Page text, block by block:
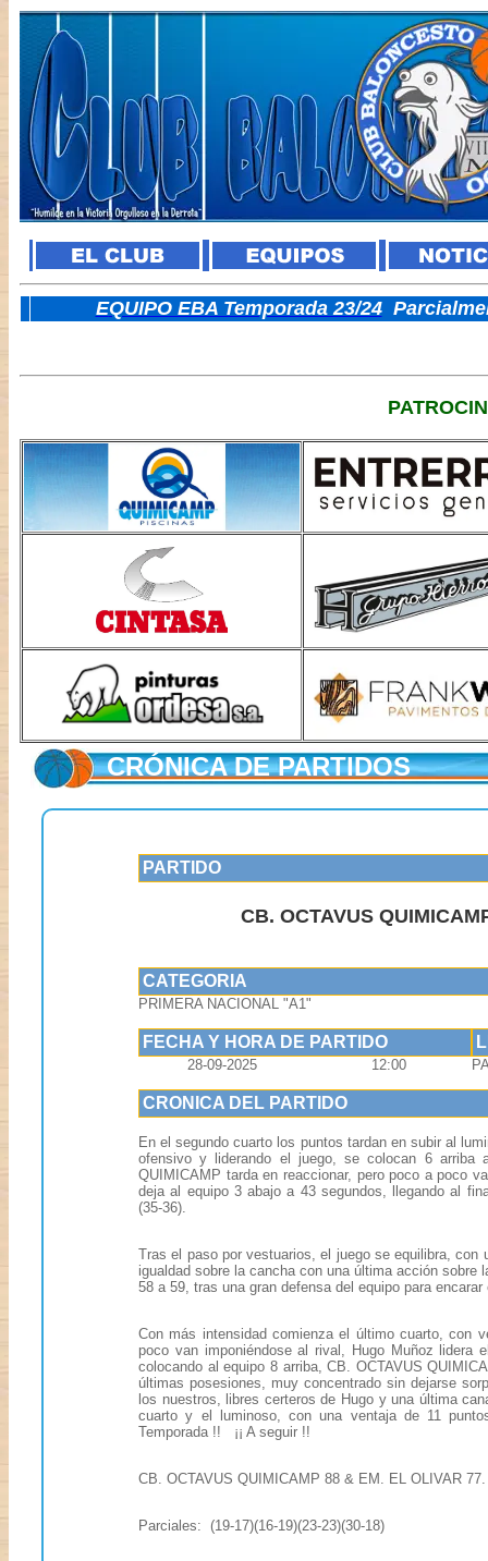
EQUIPO EBA Temporada 23/24
CRÓNICA DE PARTIDOS
PARTIDO
CB. OCTAVUS
CATEGORIA
PRIMERA NACIONAL "A1"
FECHA Y HORA DE PARTIDO
28-09-2025 12:00
CRONICA DEL PARTIDO
En el segundo cuarto los puntos tardan en subir al
ofensivo y liderando el juego, se colocan 6 arriba
QUIMICAMP tarda en reaccionar, pero poco a poco
deja al equipo 3 abajo a 43 segundos, llegando al
(35-36).
Tras el paso por vestuarios, el juego se equilibra, con
igualdad sobre la cancha con una última acción
58 a 59, tras una gran defensa del equipo para
Con más intensidad comienza el último cuarto, con
poco van imponiéndose al rival, Hugo Muñoz lidera
colocando al equipo 8 arriba, CB. OCTAVUS
últimas posesiones, muy concentrado sin dejarse
los nuestros, libres certeros de Hugo y una última
cuarto y el luminoso, con una ventaja de 11
Temporada !! ¡¡ A seguir !!
CB. OCTAVUS QUIMICAMP 88 & EM. EL OLIVAR 77.
Parciales: (19-17)(16-19)(23-23)(30-18)